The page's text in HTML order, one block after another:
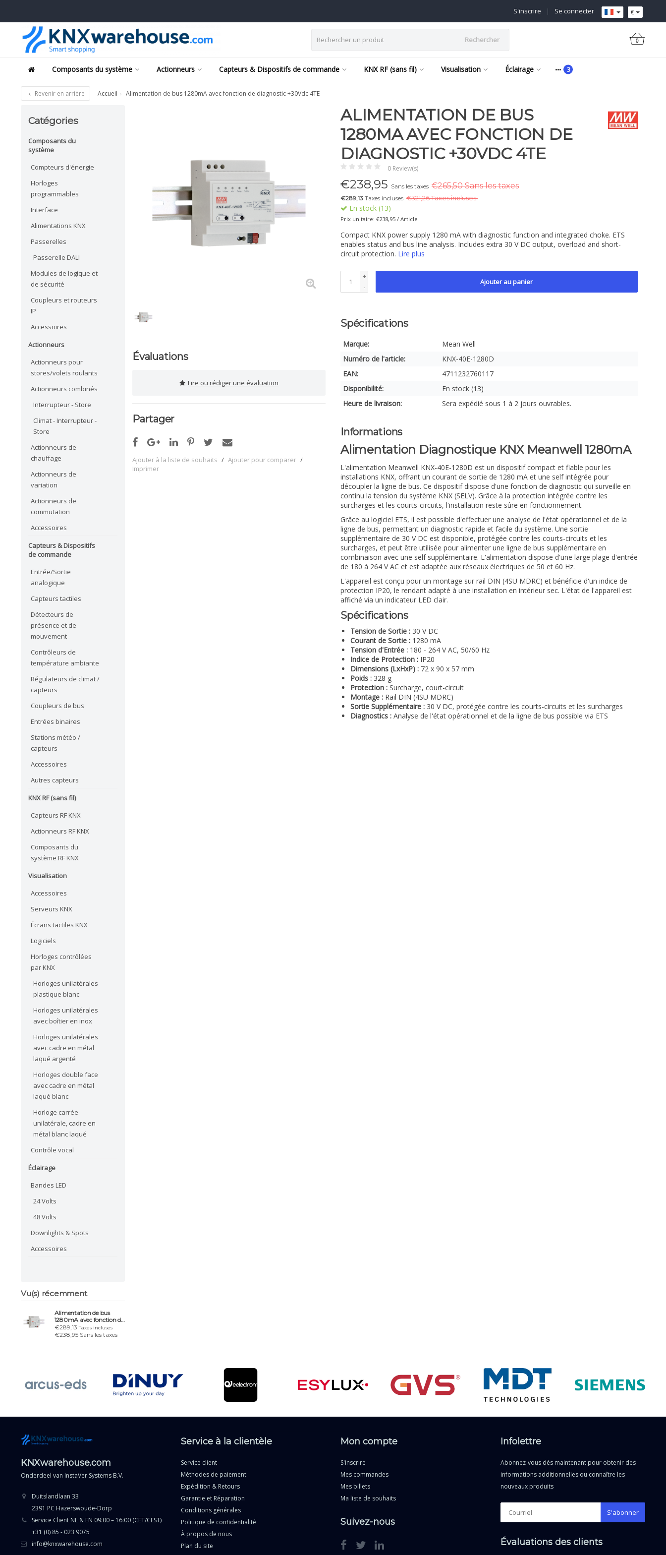
€
Se connecter
|
S'inscrire
Rechercher 0
Composants du système Actionneurs Capteurs & Dispositifs de commande KNX RF (sans fil) Visualisation Éclairage
Revenir en arrière Accueil Alimentation de bus 1280mA avec fonction de diagnostic +30Vdc 4TE
Catégories
Composants du
système
Compteurs d'énergie
Horloges
programmables
Interface
Alimentations KNX
Passerelles
Passerelle DALI
Modules de logique et
de sécurité
Coupleurs et routeurs
IP
Accessoires
Actionneurs
Actionneurs pour
stores/volets roulants
Actionneurs combinés
Interrupteur - Store
Climat - Interrupteur -
Store
Actionneurs de
chauffage
Actionneurs de
variation
Actionneurs de
commutation
Accessoires
Capteurs & Dispositifs
de commande
Entrée/Sortie
analogique
Capteurs tactiles
Détecteurs de
présence et de
mouvement
Contrôleurs de
température ambiante
Régulateurs de climat /
capteurs
Coupleurs de bus
Entrées binaires
Stations météo /
capteurs
Accessoires
Autres capteurs
KNX RF (sans fil)
Capteurs RF KNX
Actionneurs RF KNX
Composants du
système RF KNX
Visualisation
Accessoires
Serveurs KNX
Écrans tactiles KNX
Logiciels
Horloges contrôlées
par KNX
Horloges unilatérales
plastique blanc
Horloges unilatérales
avec boîtier en inox
Horloges unilatérales
avec cadre en métal
laqué argenté
Horloges double face
avec cadre en métal
laqué blanc
Horloge carrée
unilatérale, cadre en
métal blanc laqué
Contrôle vocal
Éclairage
Bandes LED
24 Volts
48 Volts
Downlights & Spots
Accessoires
Vu(s) récemment
Alimentation de bus
1280mA avec fonction de
diagnostic +30Vdc 4TE
€289,13Taxes incluses
€238,95 Sans les taxes
Évaluations
Lire ou rédiger une évaluation
Partager
Ajouter à la liste de souhaits / Ajouter pour comparer /
Imprimer
ALIMENTATION DE BUS
1280MA AVEC FONCTION DE
DIAGNOSTIC +30VDC 4TE
0 Review(s)
€238,95 Sans les taxes €265,50 Sans les taxes
€289,13 Taxes incluses €321,26 Taxes incluses.
En stock (13)
Prix unitaire: €238,95 / Article
Compact KNX power supply 1280 mA with diagnostic function and integrated choke. ETS
enables status and bus line analysis. Includes extra 30 V DC output, overload and short-
circuit protection. Lire plus
+
-
Ajouter au panier
Spécifications
Marque:
Mean Well
Numéro de l'article:
KNX-40E-1280D
EAN:
4711232760117
Disponibilité:
En stock (13)
Heure de livraison:
Sera expédié sous 1 à 2 jours ouvrables.
Informations
Alimentation Diagnostique KNX Meanwell 1280mA
L'alimentation Meanwell KNX-40E-1280D est un dispositif compact et fiable pour les
installations KNX, offrant un courant de sortie de 1280 mA et une self intégrée pour
découpler la ligne de bus. Ce dispositif dispose d'une fonction de diagnostic qui surveille en
continu la tension du système KNX (SELV). Grâce à la protection intégrée contre les
surcharges et les courts-circuits, l'installation reste sûre en fonctionnement.
Grâce au logiciel ETS, il est possible d'effectuer une analyse de l'état opérationnel et de la
ligne de bus, permettant un diagnostic rapide et facile du système. Une sortie
supplémentaire de 30 V DC est disponible, protégée contre les courts-circuits et les
surcharges, et peut être utilisée pour alimenter une ligne de bus supplémentaire en
combinaison avec une self supplémentaire. L'alimentation dispose d'une large plage d'entrée
de 180 à 264 V AC et est adaptée aux réseaux électriques de 50 et 60 Hz.
L'appareil est conçu pour un montage sur rail DIN (4SU MDRC) et bénéficie d'un indice de
protection IP20, le rendant adapté à une installation en intérieur sec. L'état de l'appareil est
affiché via un indicateur LED clair.
Spécifications
Tension de Sortie : 30 V DC
Courant de Sortie : 1280 mA
Tension d'Entrée : 180 - 264 V AC, 50/60 Hz
Indice de Protection : IP20
Dimensions (LxHxP) : 72 x 90 x 57 mm
Poids : 328 g
Protection : Surcharge, court-circuit
Montage : Rail DIN (4SU MDRC)
Sortie Supplémentaire : 30 V DC, protégée contre les courts-circuits et les surcharges
Diagnostics : Analyse de l'état opérationnel et de la ligne de bus possible via ETS
KNXwarehouse.com
Onderdeel van InstaVer Systems B.V.
Duitslandlaan 33
2391 PC Hazerswoude-Dorp
Service Client NL & EN 09:00 – 16:00 (CET/CEST)
+31 (0) 85 - 023 9075
info@knxwarehouse.com
Service à la clientèle
Service client
Méthodes de paiement
Expédition & Retours
Garantie et Réparation
Conditions générales
Politique de confidentialité
À propos de nous
Plan du site
Mon compte
S'inscrire
Mes commandes
Mes billets
Ma liste de souhaits
Suivez-nous
Infolettre
Abonnez-vous dès maintenant pour obtenir des
informations additionnelles ou connaître les
nouveaux produits
S'abonner
Évaluations des clients